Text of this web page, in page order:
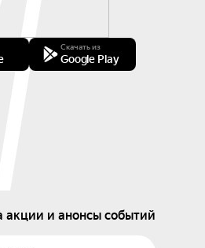
Скачать из
Google Play
акции и анонсы событий